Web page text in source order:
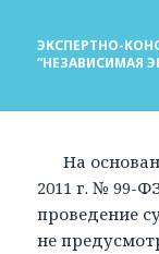
ЭКСПЕРТНО-
“НЕЗАВИСИМАЯ
На
2011 г. № 99-
проведение
не